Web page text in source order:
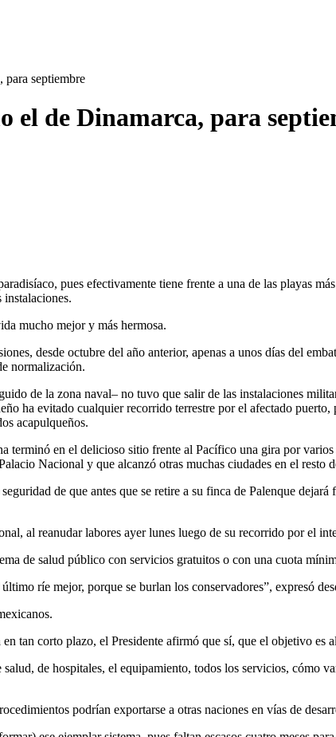
para septiembre
el de Dinamarca, para
pues efectivamente tiene frente a una de las playas
mucho mejor y más hermosa.
desde octubre del año anterior, apenas a unos días del
normalización.
de la zona naval– no tuvo que salir de las instalaciones
ha evitado cualquier recorrido terrestre por el afectado puerto,
acapulqueños.
terminó en el delicioso sitio frente al Pacífico una gira por
Nacional y que alcanzó otras muchas ciudades en el resto
de que antes que se retire a su finca de Palenque
al reanudar labores ayer lunes luego de su recorrido por el
de salud público con servicios gratuitos o con una cuota
ríe mejor, porque se burlan los conservadores”, expresó
tan corto plazo, el Presidente afirmó que sí, que el objetivo es
de hospitales, el equipamiento, todos los servicios, cómo
podrían exportarse a otras naciones en vías de